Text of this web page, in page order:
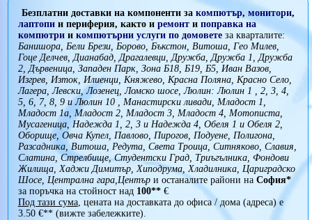
Безплатни доставки на компоненти за компютър, монитори,
лаптопии периферия, както и ремонти поправка на
компютрии компютърни услуги по домоветеза кварталите:
Банишора, Бели Брези, Борово, Бъкстон, Витоша, Гео Милев,
Гоце Делчев, Дианабад, Драгалевци, Дружба, Дружба 1, Дружба
2, Дървеница, Западен Парк, Зона Б18, Б19, Б5, Иван Вазов,
Изгрев, Изток, Илиенци, Княжево, Красна Поляна, Красно Село,
Лагера, Левски, Лозенец, Ломско шосе, Люлин: Люлин 1 , 2, 3, 4,
5, 6, 7, 8, 9 и Люлин 10 , Манастирски ливади, Младост 1,
Младост 1а, Младост 2, Младост 3, Младост 4, Мотописта,
Мусагеница, Надежда 1, 2, 3 и Надежда 4, Обеля 1 и Обеля 2,
Оборище, Овча Купел, Павлово, Пирогов, Подуене, Полигона,
Разсадника, Витоша, Редута, Света Троица, Ситняково, Славия,
Слатина, Стрелбище, Студентски Град, Триъгълника, Фондови
Жилища, Хаджи Димитър, Хиподрума, Хладилника, Цариградско
Шосе, Централна гара,Центъри останалите райони на София*
за поръчка на стойност над 100**€
Под тази сума, цената на доставката до офиса / дома (адреса) е
3.50 €** (вижте забележките).